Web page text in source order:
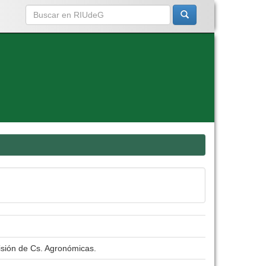
de Cs. Agronómicas.